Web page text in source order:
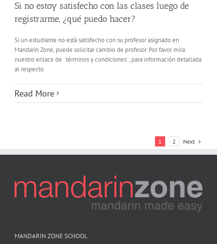
Si no estoy satisfecho con las clases luego de
registrarme, ¿qué puedo hacer?
Si un estudiante no está satisfecho con su profesor asignado en
Mandarin Zone, puede solicitar cambio de profesor. Por favor mira
nuestro enlace de ¨términos y condiciones¨, para información detallada
al respecto.
Read More
1 2 Next
MANDARIN ZONE SCHOOL